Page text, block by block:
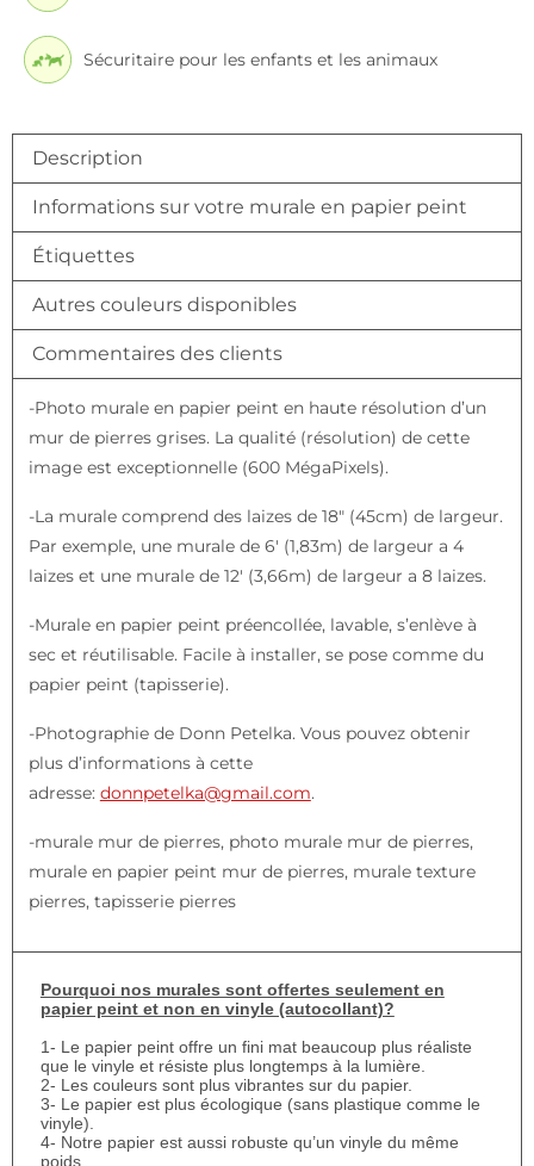
Sécuritaire pour les enfants et les animaux
Description
Informations sur votre murale en papier peint
Étiquettes
Autres couleurs disponibles
Commentaires des clients
-Photo murale en papier peint en haute résolution d’un
mur de pierres grises. La qualité (résolution) de cette
image est exceptionnelle (600 MégaPixels).
-La murale comprend des laizes de 18″ (45cm) de largeur.
Par exemple, une murale de 6′ (1,83m) de largeur a 4
laizes et une murale de 12′ (3,66m) de largeur a 8 laizes.
-Murale en papier peint préencollée, lavable, s’enlève à
sec et réutilisable. Facile à installer, se pose comme du
papier peint (tapisserie).
-Photographie de Donn Petelka. Vous pouvez obtenir
plus d’informations à cette
adresse: donnpetelka@gmail.com.
-murale mur de pierres, photo murale mur de pierres,
murale en papier peint mur de pierres, murale texture
pierres, tapisserie pierres
Pourquoi nos murales sont offertes seulement en
papier peint et non en vinyle (autocollant)?
1- Le papier peint offre un fini mat beaucoup plus réaliste
que le vinyle et résiste plus longtemps à la lumière.
2- Les couleurs sont plus vibrantes sur du papier.
3- Le papier est plus écologique (sans plastique comme le
vinyle).
4- Notre papier est aussi robuste qu’un vinyle du même
poids.